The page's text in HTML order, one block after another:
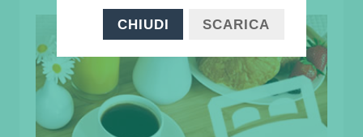
CHIUDI SCARICA